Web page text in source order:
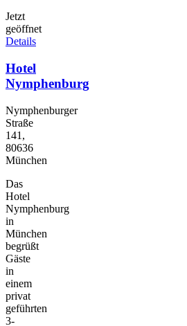
Jetzt
geöffnet
Details
Hotel
Nymphenburg
Nymphenburger
Straße
141,
80636
München
Das
Hotel
Nymphenburg
in
München
begrüßt
Gäste
in
einem
privat
geführten
3-